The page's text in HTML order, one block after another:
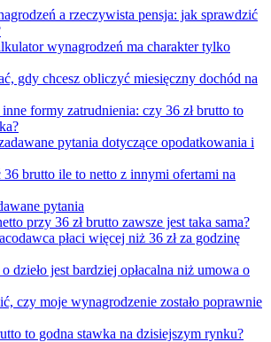
a rzeczywista pensja: jak sprawdzić
wynagrodzeń ma charakter tylko
gdy chcesz obliczyć miesięczny dochód na
formy zatrudnienia: czy 36 zł brutto to
pytania dotyczące opodatkowania i
36 brutto ile to netto z innymi ofertami na
pytania
przy 36 zł brutto zawsze jest taka sama?
płaci więcej niż 36 zł za godzinę
dzieło jest bardziej opłacalna niż umowa o
czy moje wynagrodzenie zostało poprawnie
to godna stawka na dzisiejszym rynku?